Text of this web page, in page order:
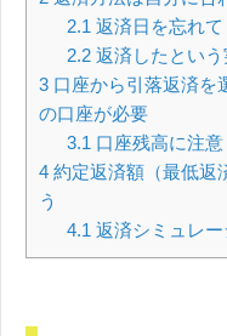
2.1 返済日を忘れ
2.2返済したという
3 口座から引落返済を
の口座が必要
3.1 口座残高に注意
4 約定返済額（最低返
う
4.1 返済シミュレ